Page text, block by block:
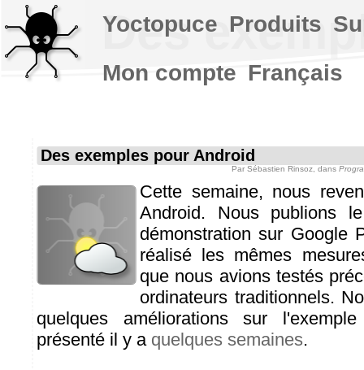
Des
Des exemples pour Android
Par Sébastien Rinsoz , dans
Cette semaine, nous
Android. Nous publions
démonstration sur Google
réalisé les mêmes
que nous avions testés
ordinateurs traditionnels.
quelques améliorations sur
présenté il y a quelques semaines.
Yoctopuce Produits
Mon compte Français